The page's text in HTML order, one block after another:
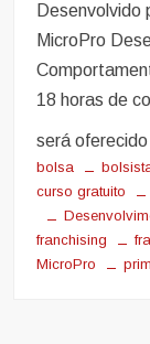
Desenvolvido
MicroPro
18 horas de
será
bolsa
curso gratuito
franchising
MicroPro